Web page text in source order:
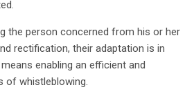
the person concerned from his or her
rectification, their adaptation is in
enabling an efficient and
of whistleblowing.